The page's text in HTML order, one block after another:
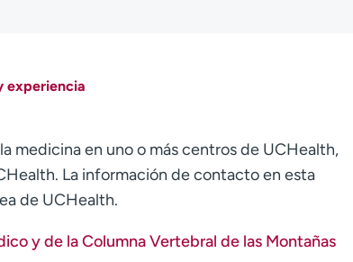
experiencia
medicina en uno o más centros de UCHealth,
La información de contacto en esta
de UCHealth.
y de la Columna Vertebral de las Montañas